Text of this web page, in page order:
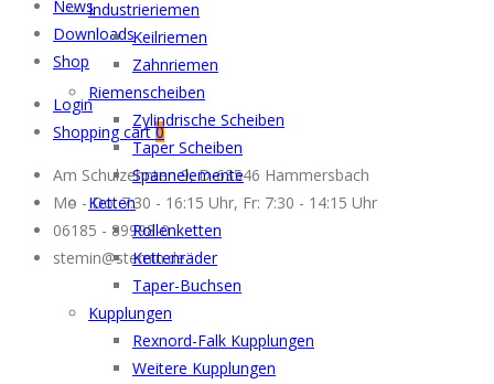
News
Downloads
Shop
Login
Shopping cart 0
Am Schulzehnten 9, D-63546 Hammersbach
Mo - Do: 7:30 - 16:15 Uhr, Fr: 7:30 - 14:15 Uhr
06185 - 89998-0
stemin@stemin.de
Industrieriemen
Keilriemen
Zahnriemen
Riemenscheiben
Zylindrische Scheiben
Taper Scheiben
Spannelemente
Ketten
Rollenketten
Kettenräder
Taper-Buchsen
Kupplungen
Rexnord-Falk Kupplungen
Weitere Kupplungen